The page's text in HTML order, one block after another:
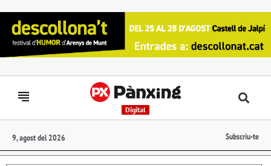
Digital
9, agost del 2026 Subscriu-te